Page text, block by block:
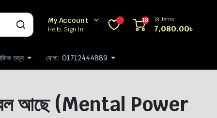
My Account
Hello, Sign In
18 18 items
7,080.00৳
তত্ব যোগা: 01712444889
বল আছে (Mental Power